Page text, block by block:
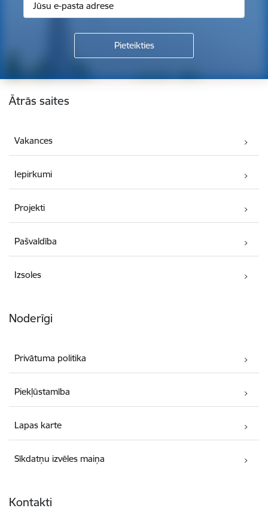
Kājene
Ātrās saites
Vakances
Iepirkumi
Projekti
Pašvaldība
Izsoles
Noderīgi
Privātuma politika
Piekļūstamība
Lapas karte
Sīkdatņu izvēles maiņa
Kontakti